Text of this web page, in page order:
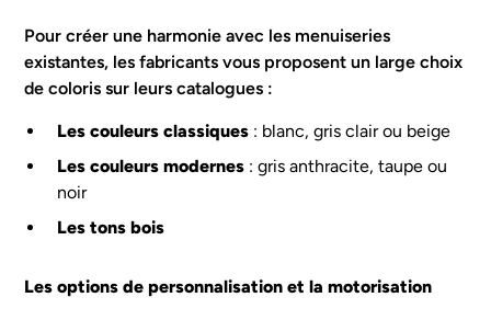
Pour créer une harmonie avec les menuiseries
existantes, les fabricants vous proposent un large choix
de coloris sur leurs catalogues :
Les couleurs classiques: blanc, gris clair ou beige
Les couleurs modernes: gris anthracite, taupe ou
noir
Les tons bois
Les options de personnalisation et la motorisation